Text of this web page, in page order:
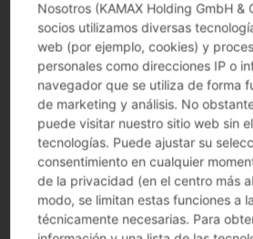
nuestro medio ambiente, sino también
sociales y el gobierno corporativo. En
avance hacia una economía sostenible
significativamente. Los clientes y
KAMAX con requisitos de
Por lo tanto, la Junta Ejecutiva Global
CEO Jörg Steins, el CFO Oliver Gantzert
Lechner, decidió ser proactivo en lugar
abordar el tema de la sostenibilidad en
grupal dirigido por el departamento de
Corporativo. Actualmente, el proyecto
implementado por nuestros cuatro
Nosotros (KAMAX Holding GmbH &
socios utilizamos diversas
web (por ejemplo, cookies) y
personales como direcciones IP o
navegador que se utiliza de forma
de marketing y análisis. No
puede visitar nuestro sitio web sin
tecnologías. Puede ajustar su
consentimiento en cualquier
de la privacidad (en el centro más
modo, se limitan estas funciones a
técnicamente necesarias. Para